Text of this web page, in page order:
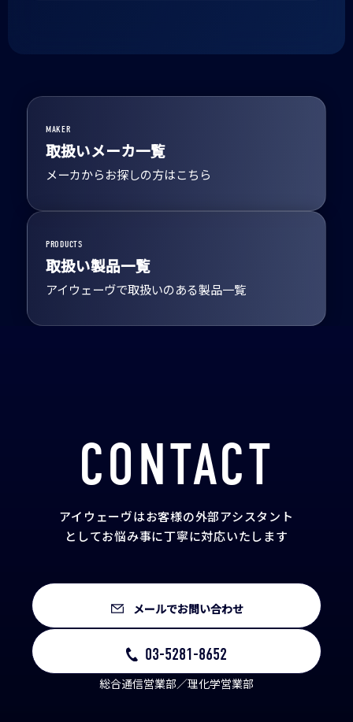
MAKER
取扱いメーカ一覧
メーカからお探しの方はこちら
PRODUCTS
取扱い製品一覧
アイウェーヴで取扱いのある製品一覧
CONTACT
アイウェーヴはお客様の外部アシスタント
としてお悩み事に丁寧に対応いたします
メールでお問い合わせ
03-5281-8652
総合通信営業部／理化学営業部